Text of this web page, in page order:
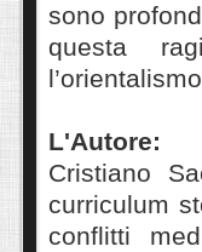
sono
questa
L'Autore:
Cristiano
curriculum
conflitti